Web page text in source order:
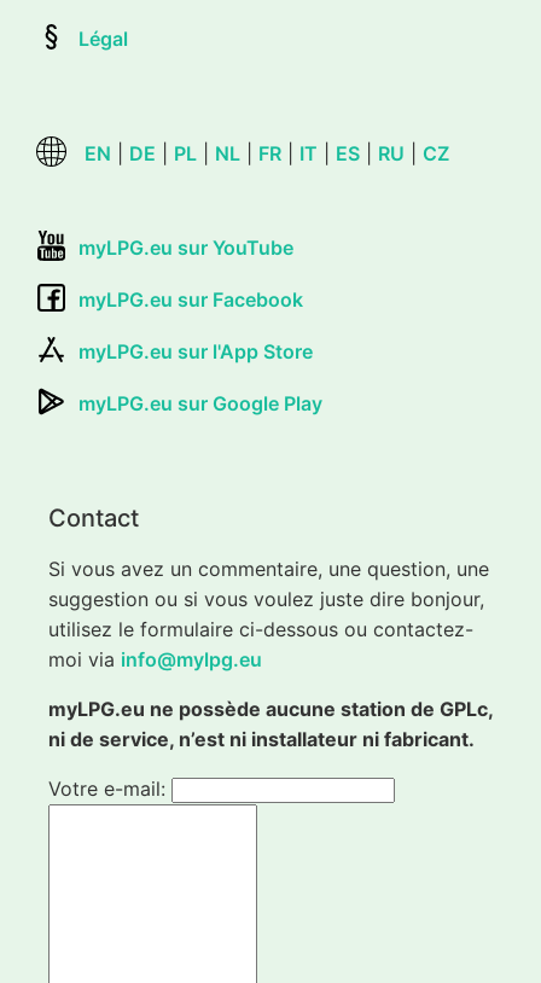
Légal
EN DE PL NL FR IT ES RU CZ
myLPG.eu sur YouTube
myLPG.eu sur Facebook
myLPG.eu sur l'App Store
myLPG.eu sur Google Play
Contact
Si vous avez un commentaire, une question, une
suggestion ou si vous voulez juste dire bonjour,
utilisez le formulaire ci-dessous ou contactez-
moi via info@mylpg.eu
myLPG.eu ne possède aucune station de GPLc,
ni de service, n’est ni installateur ni fabricant.
Votre e-mail: